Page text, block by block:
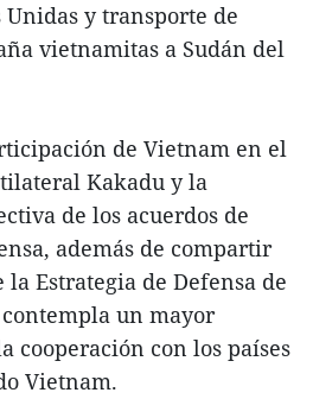
Unidas y transporte de
vietnamitas a Sudán del
de Vietnam en el
Kakadu y la
de los acuerdos de
además de compartir
Estrategia de Defensa de
un mayor
cooperación con los países
Vietnam.